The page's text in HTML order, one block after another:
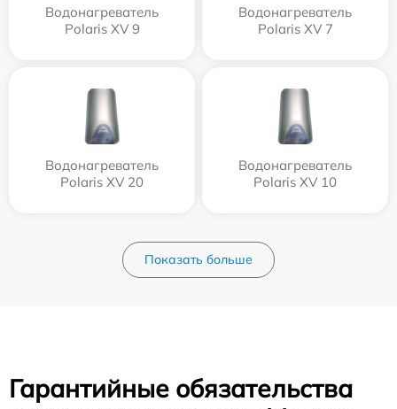
Водонагреватель
Polaris XV 9
Водонагреватель
Polaris XV 7
Водонагреватель
Polaris XV 20
Водонагреватель
Polaris XV 10
Показать больше
Гарантийные обязательства